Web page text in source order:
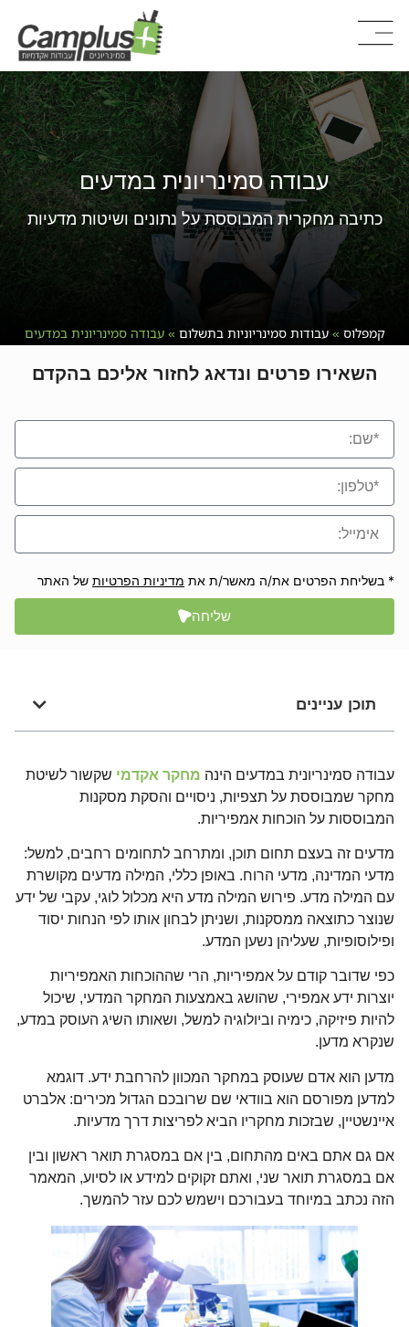
עבודה סמינריונית במדעים
כתיבה מחקרית המבוססת על נתונים ושיטות מדעיות
קמפלוס »עבודות סמינריוניות בתשלום »עבודה סמינריונית במדעים
השאירו פרטים ונדאג לחזור אליכם בהקדם
* בשליחת הפרטים את/ה מאשר/ת את מדיניות הפרטיות של האתר
שליחה
תוכן עניינים
עבודה סמינריונית במדעים הינה מחקר אקדמי שקשור לשיטת
מחקר שמבוססת על תצפיות, ניסויים והסקת מסקנות
המבוססות על הוכחות אמפיריות.
מדעים זה בעצם תחום תוכן, ומתרחב לתחומים רחבים, למשל:
מדעי המדינה, מדעי הרוח. באופן כללי, המילה מדעים מקושרת
עם המילה מדע. פירוש המילה מדע היא מכלול לוגי, עקבי של ידע
שנוצר כתוצאה ממסקנות, ושניתן לבחון אותו לפי הנחות יסוד
ופילוסופיות, שעליהן נשען המדע.
כפי שדובר קודם על אמפיריות, הרי שההוכחות האמפיריות
יוצרות ידע אמפירי, שהושג באמצעות המחקר המדעי, שיכול
להיות פיזיקה, כימיה וביולוגיה למשל, ושאותו השיג העוסק במדע,
שנקרא מדען.
מדען הוא אדם שעוסק במחקר המכוון להרחבת ידע. דוגמא
למדען מפורסם הוא בוודאי שם שרובכם הגדול מכירים: אלברט
איינשטיין, שבזכות מחקריו הביא לפריצות דרך מדעיות.
אם גם אתם באים מהתחום, בין אם במסגרת תואר ראשון ובין
אם במסגרת תואר שני, ואתם זקוקים למידע או לסיוע, המאמר
הזה נכתב במיוחד בעבורכם וישמש לכם עזר להמשך.